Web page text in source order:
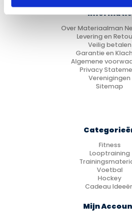
Informatie
Over Materiaalman
Levering en
Veilig betalen
Garantie en
Algemene
Privacy
Verenigingen
Sitemap
Fitness
Looptraining
Voetbal
Hockey
Cadeau
Mijn